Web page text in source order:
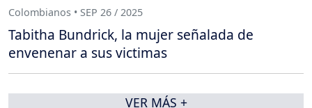
Colombianos • SEP 26 / 2025
Tabitha Bundrick, la mujer señalada de
envenenar a sus victimas
VER MÁS +